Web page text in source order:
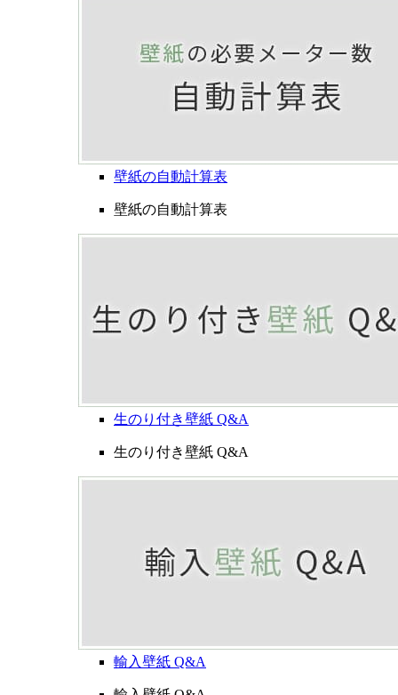
壁紙の自動計算表
壁紙の自動計算表
生のり付き壁紙 Q&A
生のり付き壁紙 Q&A
輸入壁紙 Q&A